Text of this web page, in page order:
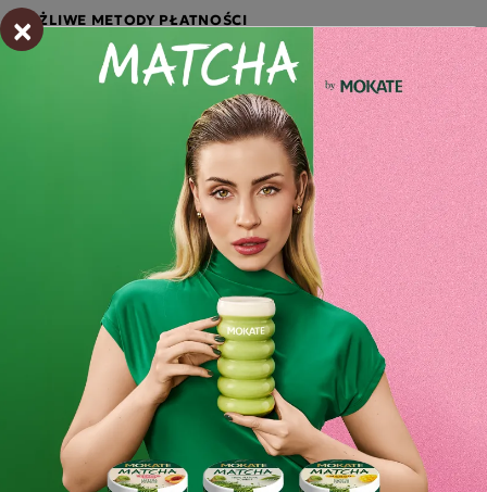
MOŻLIWE METODY PŁATNOŚCI
Kawa, która jest dobra na każdą okazję i prosta w
przygotowaniu - wystarczy zalać ją wodą. Nowa receptura z
kawą drobno mieloną posiada idealne proporcje
Jeśli cenisz sobie pyszny smak i szybkość przygotowania to
propozycja dla Ciebie.
Składniki i wartości odżywcze
×